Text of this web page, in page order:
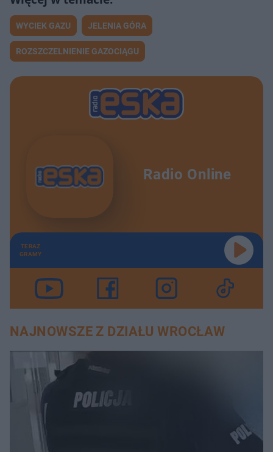
WYCIEK GAZU JELENIA GÓRA
ROZSZCZELNIENIE GAZOCIĄGU
Radio Online
TERAZ
GRAMY
NAJNOWSZE Z DZIAŁU WROCŁAW